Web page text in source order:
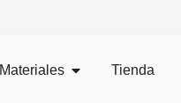
Materiales Tienda